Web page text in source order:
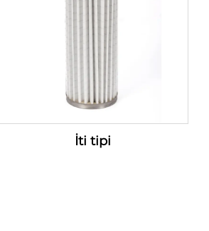
İti tipi